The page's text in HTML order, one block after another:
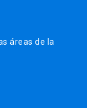
áreas de la